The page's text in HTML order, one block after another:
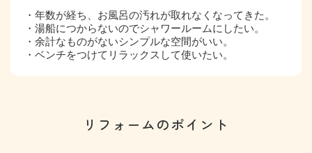
・年数が経ち、お風呂の汚れが取れなくなってきた。
・湯船につからないのでシャワールームにしたい。
・余計なものがないシンプルな空間がいい。
・ベンチをつけてリラックスして使いたい。
リフォームのポイント